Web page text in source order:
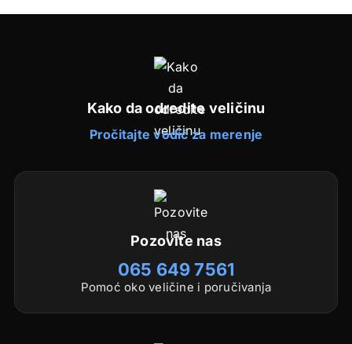
Kako da odredite veličinu
Pročitajte vodič za merenje
Pozovite nas
065 649 7561
Pomoć oko veličine i poručivanja